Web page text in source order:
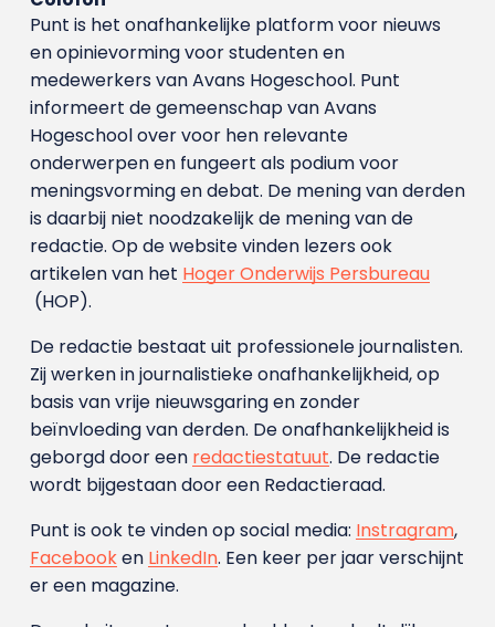
Punt is het onafhankelijke platform voor nieuws
en opinievorming voor studenten en
medewerkers van Avans Hoge­school. Punt
informeert de gemeenschap van Avans
Hogeschool over voor hen relevante
onderwerpen en fungeert als podium voor
meningsvorming en debat. De mening van derden
is daarbij niet noodzakelijk de mening van de
redactie. Op de website vinden lezers ook
artikelen van het Hoger Onderwijs Persbureau
(HOP).
De redactie bestaat uit professionele journalisten.
Zij werken in journalistieke onafhankelijkheid, op
basis van vrije nieuwsgaring en zonder
beïnvloeding van derden. De onafhankelijkheid is
geborgd door een redactiestatuut. De redactie
wordt bijgestaan door een Redactieraad.
Punt is ook te vinden op social media: Instragram,
Facebooken LinkedIn. Een keer per jaar verschijnt
er een magazine.